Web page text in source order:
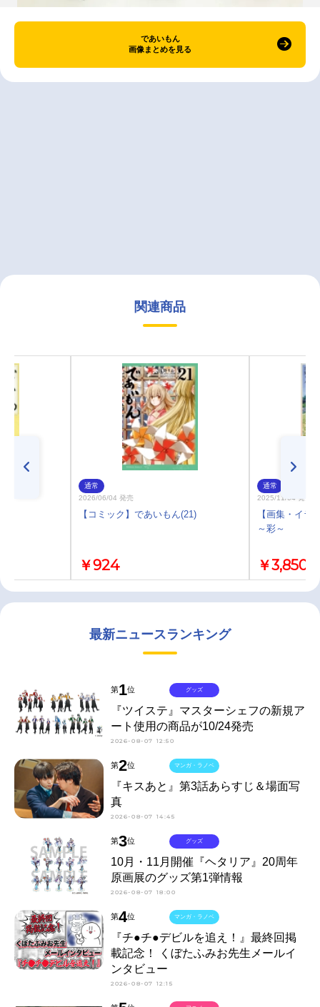
であいもん
画像まとめを見る
関連商品
通常
2026/06/04 発売
【コミック】であいもん(21)
￥924
通常
2025/11/04 発売
【画集・イラ
～彩～
￥3,850
最新ニュースランキング
第1位
『ツイステ』マスターシェフの新規ア
ート使用の商品が10/24発売
2026-08-07 12:50
グッズ
第2位
『キスあと』第3話あらすじ＆場面写
真
2026-08-07 14:45
マンガ・ラノベ
第3位
10月・11月開催『ヘタリア』20周年
原画展のグッズ第1弾情報
2026-08-07 18:00
グッズ
第4位
『チ●チ●デビルを追え！』最終回掲
載記念！ くぼたふみお先生メールイ
ンタビュー
2026-08-07 12:15
マンガ・ラノベ